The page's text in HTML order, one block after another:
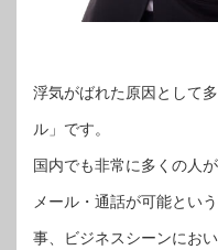
浮気がばれた原因として
ル」です。
国内でも非常に多くの人
メール・通話が可能とい
事、ビジネスシーンにお